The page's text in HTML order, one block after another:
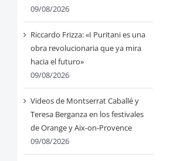
09/08/2026
Riccardo Frizza: «I Puritani es una
obra revolucionaria que ya mira
hacia el futuro»
09/08/2026
Videos de Montserrat Caballé y
Teresa Berganza en los festivales
de Orange y Aix-on-Provence
09/08/2026